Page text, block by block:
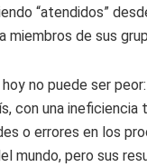
“atendidos”
miembros de sus
hoy no puede ser
con una
o errores en los
mundo, pero sus